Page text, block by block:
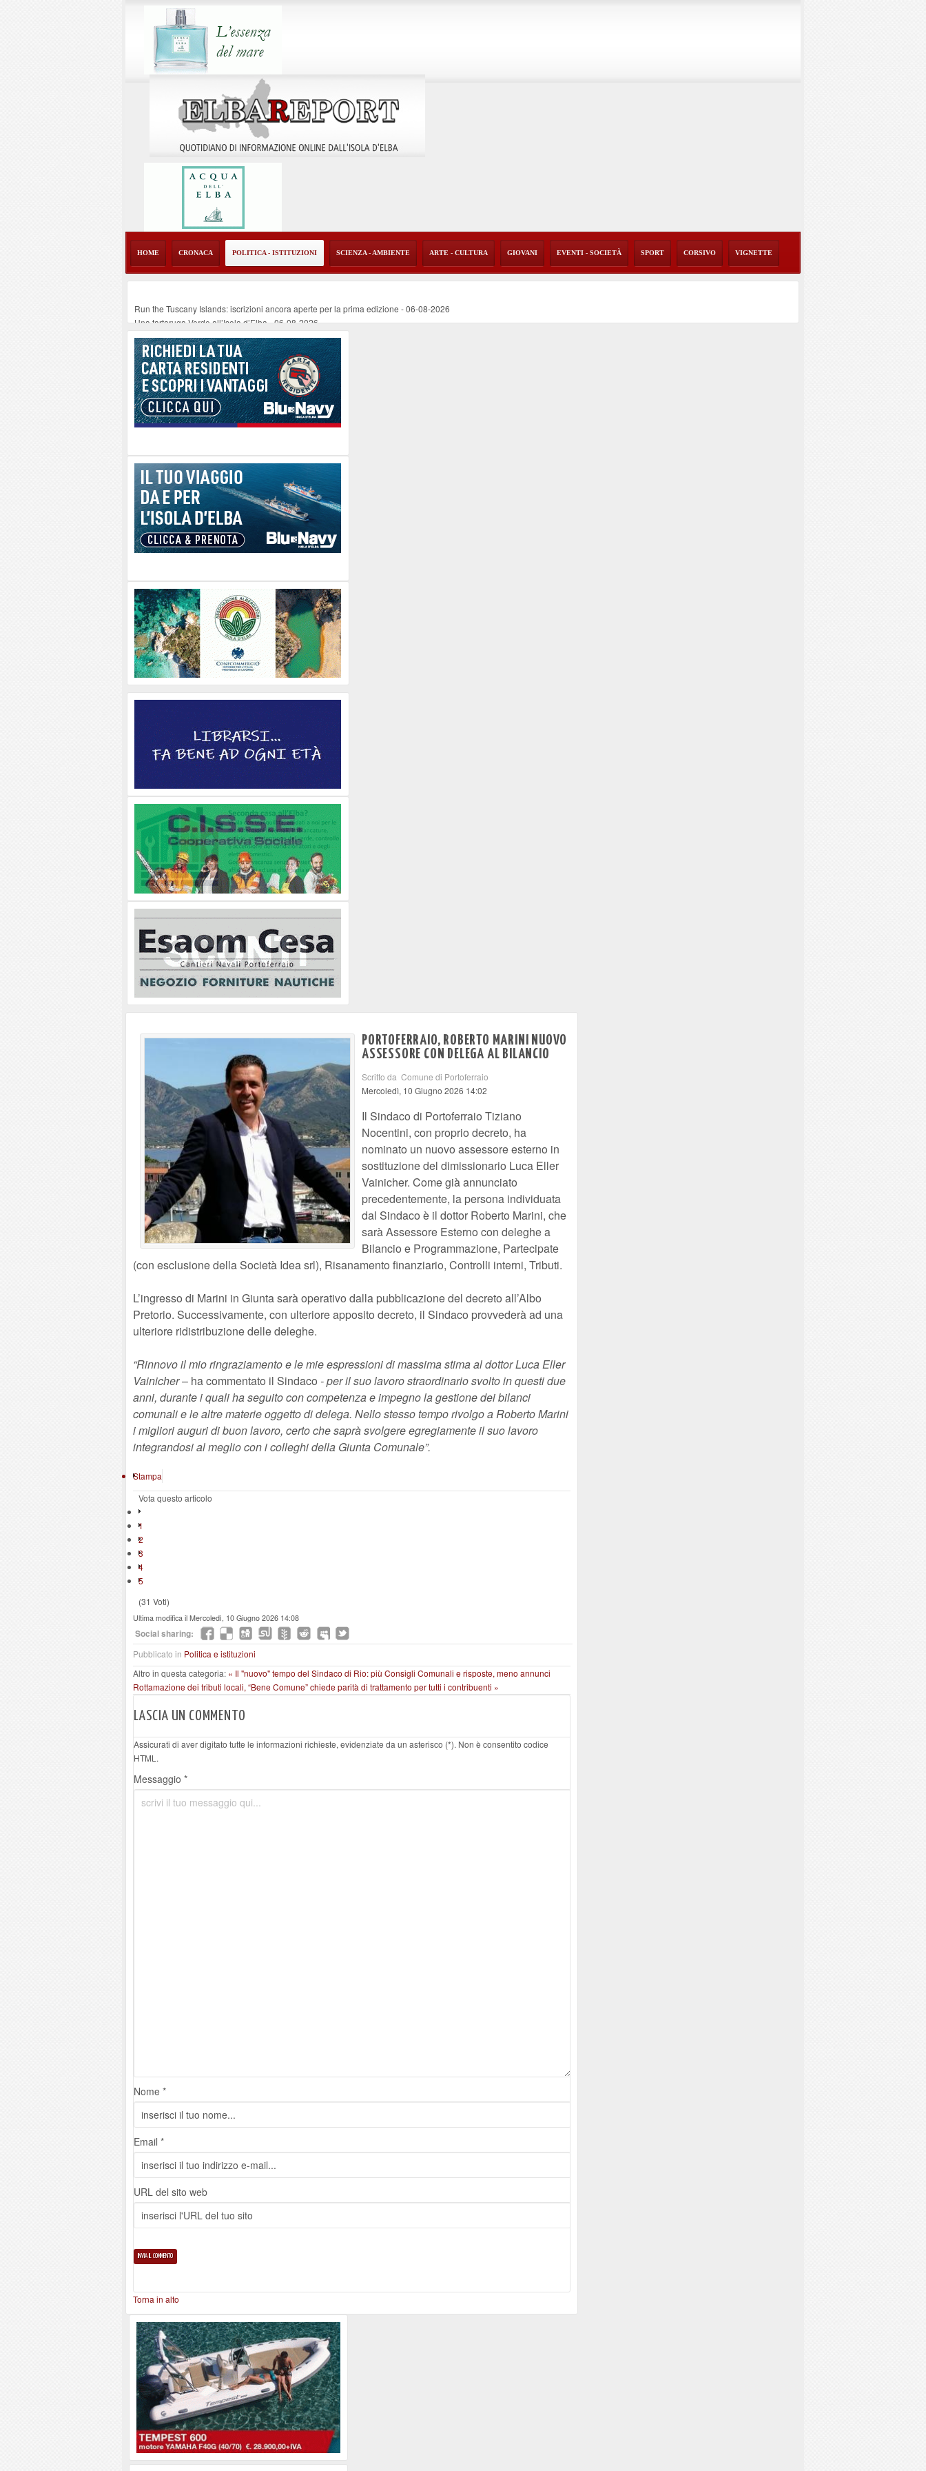
HOME CRONACA POLITICA - ISTITUZIONI SCIENZA - AMBIENTE ARTE - CULTURA GIOVANI EVENTI - SOCIETÀ SPORT CORSIVO VIGNETTE
Run the Tuscany Islands: iscrizioni ancora aperte per la prima edizione -06-08-2026
Una tartaruga Verde all’Isola d’Elba-06-08-2026
Furgone in fiamme a Capoliveri, illeso il conducente-06-08-2026
Campo: chiusura della biblioteca comunale in occasione del Santo Patrono
A Carpani si apre la Festa di Liberazione: il programma della prima serata
PORTOFERRAIO, ROBERTO MARINI NUOVO
ASSESSORE CON DELEGA AL BILANCIO
Scritto da Comune di Portoferraio
Mercoledì, 10 Giugno 2026 14:02
Il Sindaco di Portoferraio Tiziano
Nocentini, con proprio decreto, ha
nominato un nuovo assessore esterno in
sostituzione del dimissionario Luca Eller
Vainicher. Come già annunciato
precedentemente, la persona individuata
dal Sindaco è il dottor Roberto Marini, che
sarà Assessore Esterno con deleghe a
Bilancio e Programmazione, Partecipate
(con esclusione della Società Idea srl), Risanamento finanziario, Controlli interni, Tributi.
L’ingresso di Marini in Giunta sarà operativo dalla pubblicazione del decreto all’Albo
Pretorio. Successivamente, con ulteriore apposito decreto, il Sindaco provvederà ad una
ulteriore ridistribuzione delle deleghe.
“Rinnovo il mio ringraziamento e le mie espressioni di massima stima al dottor Luca Eller
Vainicher– ha commentato il Sindaco - per il suo lavoro straordinario svolto in questi due
anni, durante i quali ha seguito con competenza e impegno la gestione dei bilanci
comunali e le altre materie oggetto di delega. Nello stesso tempo rivolgo a Roberto Marini
i migliori auguri di buon lavoro, certo che saprà svolgere egregiamente il suo lavoro
integrandosi al meglio con i colleghi della Giunta Comunale”.
Stampa
Vota questo articolo
1
2
3
4
5
(31 Voti)
Ultima modifica il Mercoledì, 10 Giugno 2026 14:08
Social sharing:
Pubblicato in Politica e istituzioni
Altro in questa categoria: « Il "nuovo" tempo del Sindaco di Rio: più Consigli Comunali e risposte, meno annunci
Rottamazione dei tributi locali, “Bene Comune” chiede parità di trattamento per tutti i contribuenti »
LASCIA UN COMMENTO
Assicurati di aver digitato tutte le informazioni richieste, evidenziate da un asterisco (*). Non è consentito codice
HTML.
Messaggio *
Nome *
Email *
URL del sito web
Torna in alto